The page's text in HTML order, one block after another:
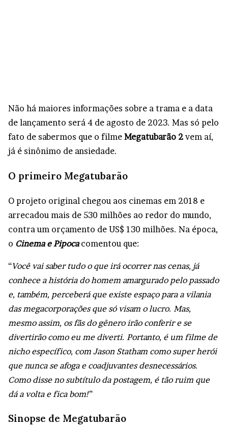
Não há maiores informações sobre a trama e a data
de lançamento será 4 de agosto de 2023. Mas só pelo
fato de sabermos que o filme Megatubarão 2 vem aí,
já é sinônimo de ansiedade.
O primeiro Megatubarão
O projeto original chegou aos cinemas em 2018 e
arrecadou mais de 530 milhões ao redor do mundo,
contra um orçamento de US$ 130 milhões. Na época,
o Cinema e Pipocacomentou que:
“Você vai saber tudo o que irá ocorrer nas cenas, já
conhece a história do homem amargurado pelo passado
e, também, perceberá que existe espaço para a vilania
das megacorporações que só visam o lucro. Mas,
mesmo assim, os fãs do gênero irão conferir e se
divertirão como eu me diverti. Portanto, é um filme de
nicho específico, com Jason Statham como super herói
que nunca se afoga e coadjuvantes desnecessários.
Como disse no subtítulo da postagem, é tão ruim que
dá a volta e fica bom!”
Sinopse de Megatubarão